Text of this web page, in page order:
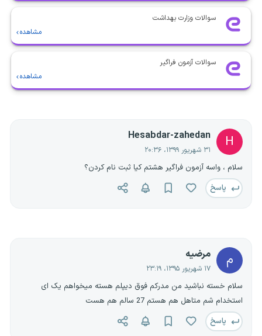
سوالات وزارت بهداشت
مشاهده
سوالات آزمون فراگیر
مشاهده
H
Hesabdar-zahedan
۳۱ شهریور ۱۳۹۹، ۲۰:۳۶
سلام ، واسه آزمون فراگیر هشتم کیا ثبت نام کردن؟
پاسخ
م مرضیه
۱۷ شهریور ۱۳۹۵، ۲۳:۱۹
سلام خسته نباشید من مدرکم فوق دیپلم هسته میخواهم یک ای
استخدام شم متاهل هم هستم 27 سالم هم هست
پاسخ